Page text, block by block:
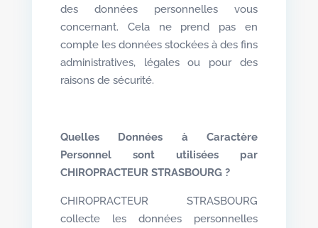
des données personnelles vous
concernant. Cela ne prend pas en
compte les données stockées à des fins
administratives, légales ou pour des
raisons de sécurité.
Quelles Données à Caractère
Personnel sont utilisées par
CHIROPRACTEUR STRASBOURG?
CHIROPRACTEUR STRASBOURG
collecte les données personnelles